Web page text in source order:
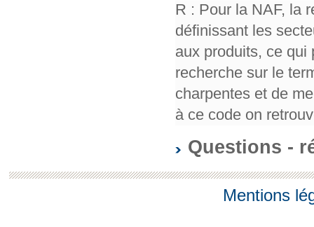
R : Pour la NAF, la
définissant les
aux produits, ce qui
recherche sur le
charpentes et de
à ce code on
Questions -
Mentions